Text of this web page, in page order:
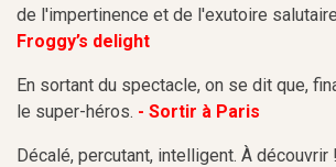
de l'impertinence et de l'exutoire
Froggy’s delight
En sortant du spectacle, on se dit que,
le super-héros. - Sortir à Paris
Décalé, percutant, intelligent. À découvrir !